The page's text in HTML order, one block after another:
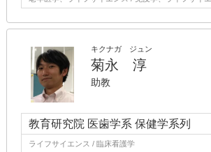
キクナガ ジュン
菊永 淳
助教
教育研究院 医歯学系 保健学系列
ライフサイエンス / 臨床看護学